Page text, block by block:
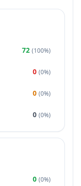
72 (100%)
0 (0%)
0 (0%)
0 (0%)
0 (0%)